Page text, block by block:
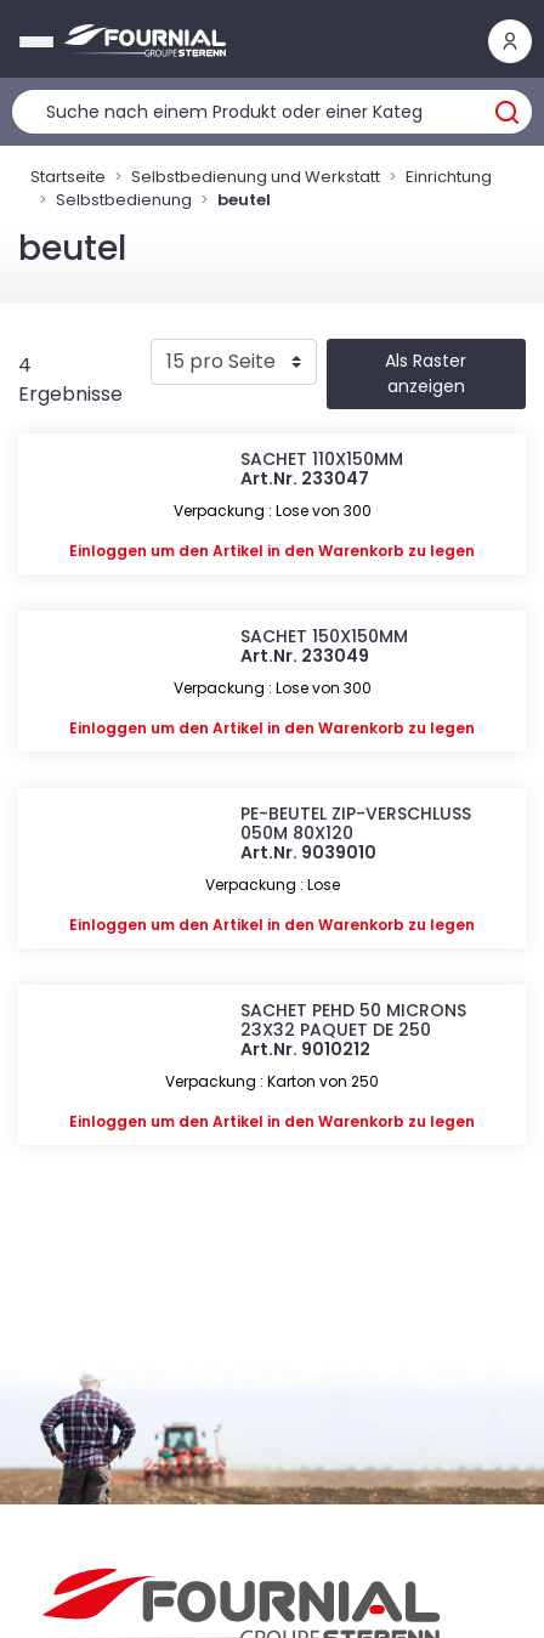
Startseite Selbstbedienung und Werkstatt
Einrichtung
Selbstbedienung
beutel
beutel
4
Ergebnisse
Als Raster
anzeigen
SACHET 110X150MM
Art.Nr. 233047
Verpackung : Lose von 300
Einloggen um den Artikel in den Warenkorb zu legen
SACHET 150X150MM
Art.Nr. 233049
Verpackung : Lose von 300
Einloggen um den Artikel in den Warenkorb zu legen
PE-BEUTEL ZIP-VERSCHLUSS
050M 80X120
Art.Nr. 9039010
Verpackung : Lose
Einloggen um den Artikel in den Warenkorb zu legen
SACHET PEHD 50 MICRONS
23X32 PAQUET DE 250
Art.Nr. 9010212
Verpackung : Karton von 250
Einloggen um den Artikel in den Warenkorb zu legen